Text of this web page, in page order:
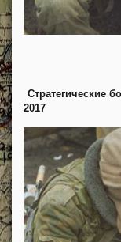
Стратегические
2017